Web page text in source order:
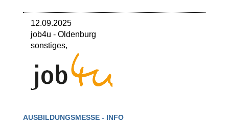
12.09.2025
job4u - Oldenburg
sonstiges,
AUSBILDUNGSMESSE - INFO